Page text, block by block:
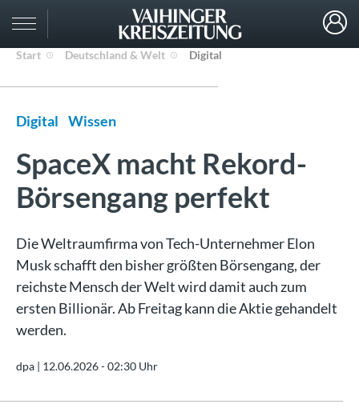
Start Deutschland & Welt Digital
Digital Wissen
SpaceX macht Rekord-
Börsengang perfekt
Die Weltraumfirma von Tech-Unternehmer Elon
Musk schafft den bisher größten Börsengang, der
reichste Mensch der Welt wird damit auch zum
ersten Billionär. Ab Freitag kann die Aktie gehandelt
werden.
dpa | 12.06.2026 - 02:30 Uhr